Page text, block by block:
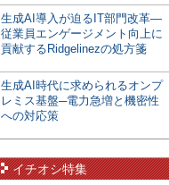
生成AI導入が迫るIT部門改革―
従業員エンゲージメント向上に
貢献するRidgelinezの処方箋
生成AI時代に求められるオンプ
レミス基盤─電力急増と機密性
への対応策
イチオシ特集